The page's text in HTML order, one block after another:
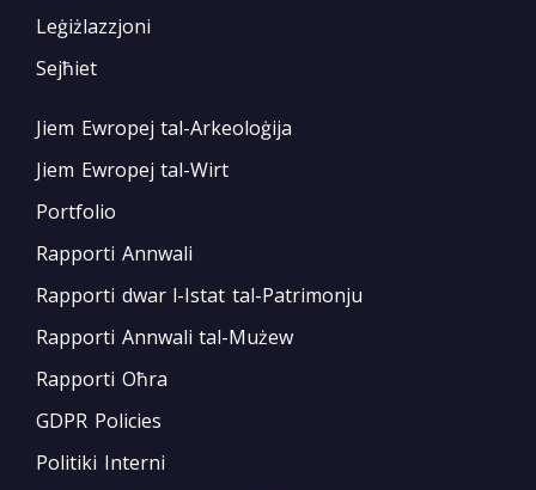
Leġiżlazzjoni
Sejħiet
Jiem Ewropej tal-Arkeoloġija
Jiem Ewropej tal-Wirt
Portfolio
Rapporti Annwali
Rapporti dwar l-Istat tal-Patrimonju
Rapporti Annwali tal-Mużew
Rapporti Oħra
GDPR Policies
Politiki Interni